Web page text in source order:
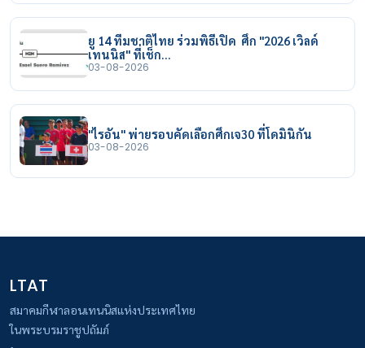
ยู 14 ทีมชาติไทย ร่วมพิธีเปิด ศึก "2026 เวิลด์
เทนนิส" ที่เช็ก…
03-08-2026
"ไรอัน" พ่ายรอบคัดเลือกศึกเจ30 ที่โดมินิกัน
03-08-2026
LTAT
สมาคมกีฬาลอนเทนนิสแห่งประเทศไทย
ในพระบรมราชูปถัมภ์